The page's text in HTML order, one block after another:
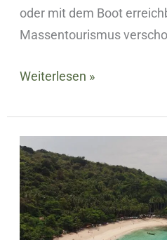
oder mit dem Boot
Massentourismus
Weiterlesen »
10
Geheimtipps
auf
Phuket,
Thailand